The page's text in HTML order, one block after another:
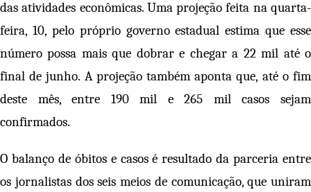
das atividades econômicas. Uma projeção feita na quarta-
feira, 10, pelo próprio governo estadual estima que esse
número possa mais que dobrar e chegar a 22 mil até o
final de junho. A projeção também aponta que, até o fim
deste mês, entre 190 mil e 265 mil casos sejam
confirmados.
O balanço de óbitos e casos é resultado da parceria entre
os jornalistas dos seis meios de comunicação, que uniram